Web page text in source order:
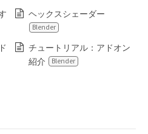
ヘックスシェーダー
Blender
チュートリアル：アドオン
紹介
Blender